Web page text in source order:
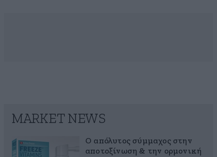
MARKET NEWS
Ο απόλυτος σύμμαχος στην
αποτοξίνωση & την ορμονική